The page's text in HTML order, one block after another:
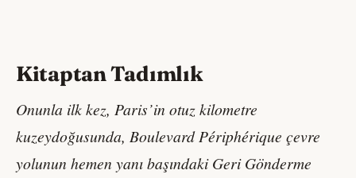
Kitaptan Tadımlık
Onunla ilk kez, Paris’in otuz kilometre
kuzeydoğusunda, Boulevard Périphérique çevre
yolunun hemen yanı başındaki Geri Gönderme